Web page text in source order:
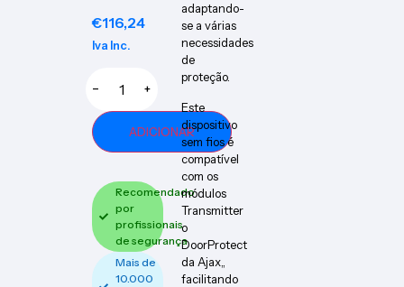
€116,24
Iva Inc.
− +
ADICIONAR
Recomendado
por
profissionais
de segurança
Mais de
10.000
adaptando-
se a várias
necessidades
de
proteção.
Este
dispositivo
sem fios é
compatível
com os
módulos
Transmitter
o
DoorProtect
da Ajax,,
facilitando